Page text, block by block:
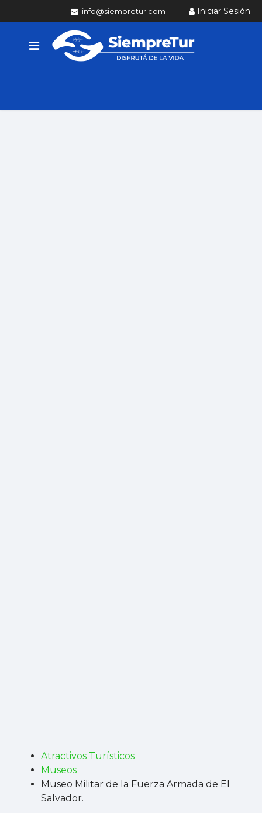
Iniciar Sesión
info@siempretur.com
Atractivos Turísticos
Museos
Museo Militar de la Fuerza Armada de El
Salvador.